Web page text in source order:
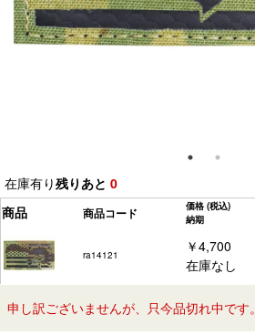
在庫有り残りあと 0
商品
商品コード 価格 (税込)
納期
ra14121
￥4,700
在庫なし
申し訳ございませんが、只今品切れ中です。